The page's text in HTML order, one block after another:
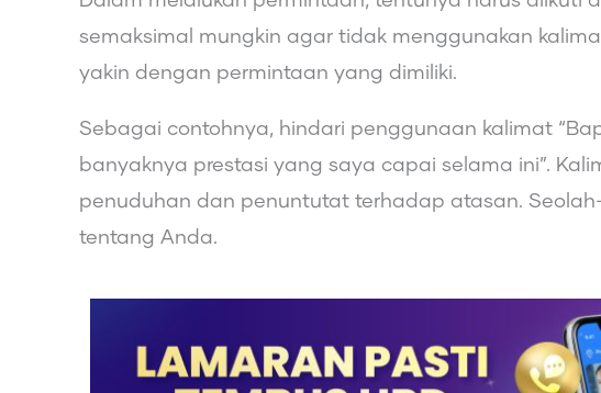
semaksimal mungkin agar tidak menggunakan
yakin dengan permintaan yang dimiliki.
Sebagai contohnya, hindari penggunaan kalimat
banyaknya prestasi yang saya capai selama ini”.
penuduhan dan penuntutat terhadap atasan.
tentang Anda.